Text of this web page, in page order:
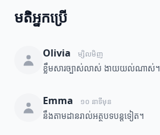
មតិអ្នកប្រើ
Olivia ម្សិលមិញ
ខ្លឹមសារច្បាស់លាស់ ងាយយល់ណាស់។
Emma ១០ នាទីមុន
នឹងតាមដានរាល់អត្ថបទបន្តទៀត។